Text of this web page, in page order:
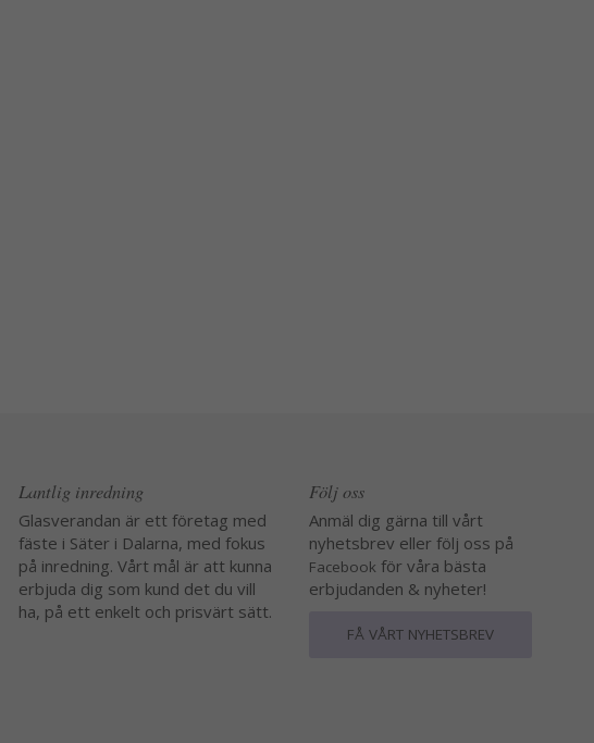
Lantlig inredning
Glasverandan är ett företag med
fäste i Säter i Dalarna, med fokus
på inredning. Vårt mål är att kunna
erbjuda dig som kund det du vill
ha, på ett enkelt och prisvärt sätt.
Följ oss
Anmäl dig gärna till vårt
nyhetsbrev eller följ oss på
Facebook för våra bästa
erbjudanden & nyheter!
FÅ VÅRT NYHETSBREV